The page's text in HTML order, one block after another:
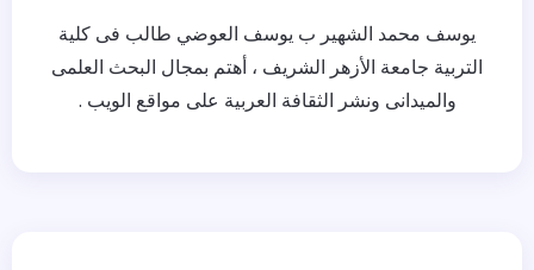
يوسف محمد الشهير ب يوسف العوضي طالب فى كلية
التربية جامعة الأزهر الشريف ، أهتم بمجال البحث العلمى
والميدانى ونشر الثقافة العربية على مواقع الويب .